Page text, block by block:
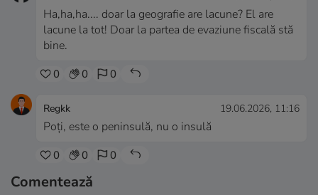
Ha,ha,ha.... doar la geografie are lacune? El are
lacune la tot! Doar la partea de evaziune fiscală stă
bine.
0 0 0
Regkk 19.06.2026, 11:16
Poți, este o peninsulă, nu o insulă
0 0 0
Comentează